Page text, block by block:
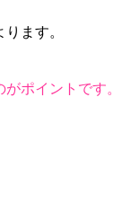
ます。
がポイントです。